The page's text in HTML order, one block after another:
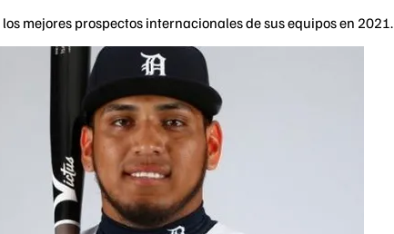
mejores prospectos internacionales de sus equipos en 2021.